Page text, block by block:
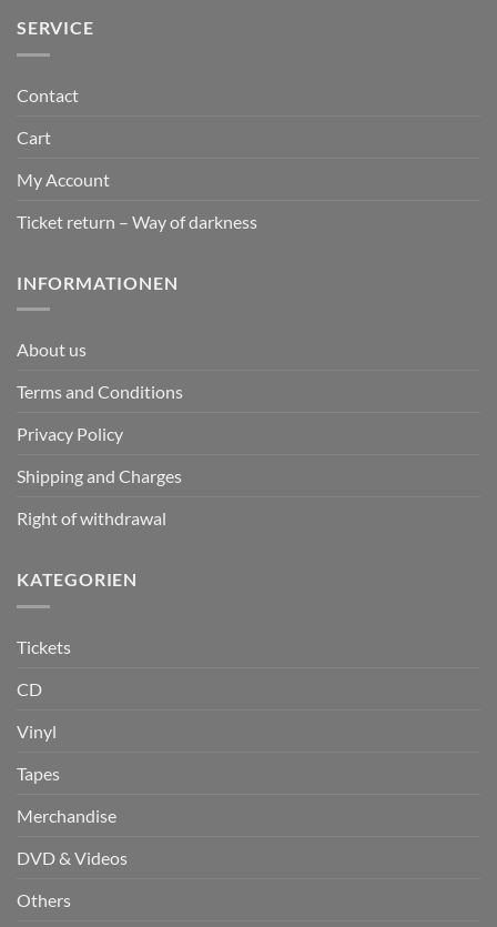
SERVICE
Contact
Cart
My Account
Ticket return – Way of darkness
INFORMATIONEN
About us
Terms and Conditions
Privacy Policy
Shipping and Charges
Right of withdrawal
KATEGORIEN
Tickets
CD
Vinyl
Tapes
Merchandise
DVD & Videos
Others